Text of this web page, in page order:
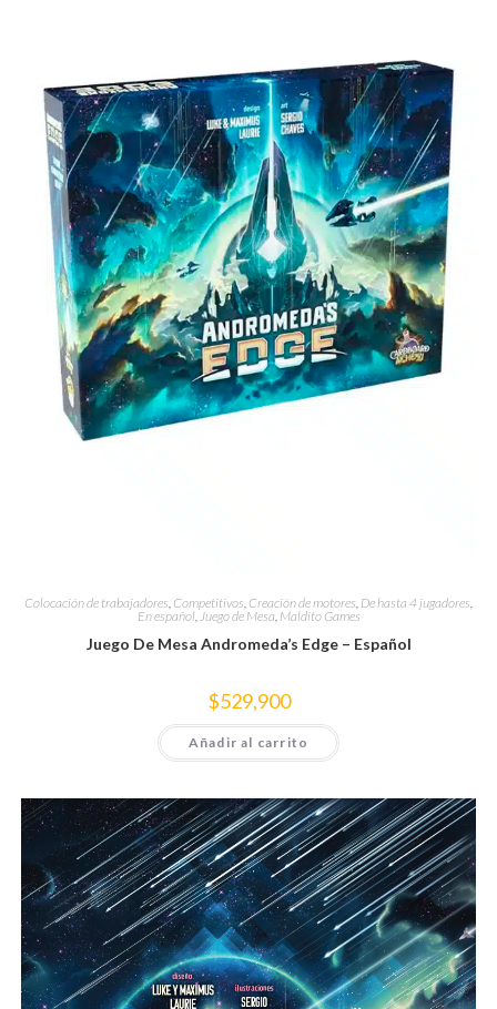
Colocación de trabajadores, Competitivos, Creación de motores, De hasta 4 jugadores,
En español,Juego de Mesa, Maldito Games
Juego De Mesa Andromeda’s Edge – Español
$529,900
Añadir al carrito